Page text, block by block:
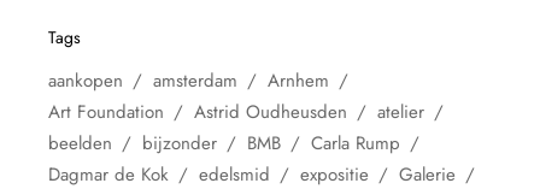
Tags
aankopen amsterdam
Arnhem
Art Foundation
Astrid Oudheusden
atelier
beelden
bijzonder BMB
Carla Rump
Dagmar de Kok
edelsmid expositie
Galerie